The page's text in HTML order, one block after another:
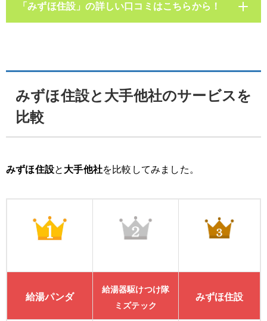
「みずほ住設」の詳しい口コミはこちらから！
みずほ住設と大手他社のサービスを
比較
みずほ住設と 大手他社を比較してみました。
給湯パンダ
給湯器駆けつけ隊
ミズテック
みずほ住設